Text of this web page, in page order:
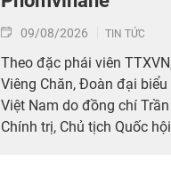
09/08/2026 TIN TỨC
Theo đặc phái viên
Viêng Chăn, Đoàn đại
Việt Nam do đồng chí
Chính trị, Chủ tịch Quốc